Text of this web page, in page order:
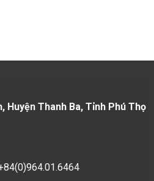
Huyện Thanh Ba, Tỉnh Phú Thọ